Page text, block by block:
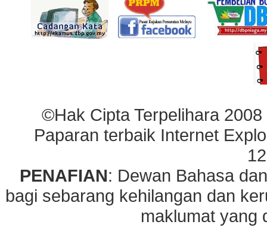
©Hak Cipta Terpelihara
Paparan terbaik Internet
PENAFIAN: Dewan Bahasa
bagi sebarang kehilangan dan
maklumat yang